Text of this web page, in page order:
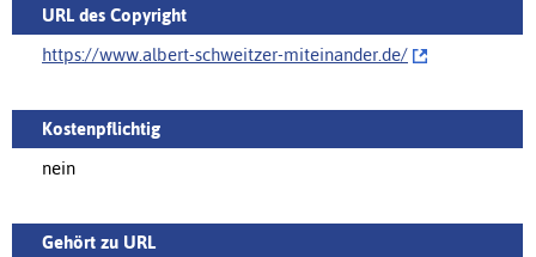
URL des Copyright
https://www.albert-schweitzer-miteinander.de/‌
Kostenpflichtig
nein
Gehört zu URL